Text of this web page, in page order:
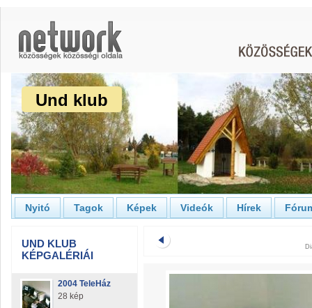
Und klub
Nyitó Tagok Képek Videók Hírek
UND KLUB
KÉPGALÉRIÁI
2004 TeleHáz
28 kép